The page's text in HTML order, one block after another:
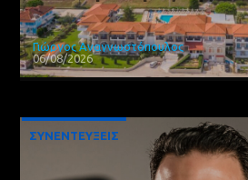
Γιώργος Αναγνωστόπουλος
06/08/2026
ΣΥΝΕΝΤΕΥΞΕΙΣ